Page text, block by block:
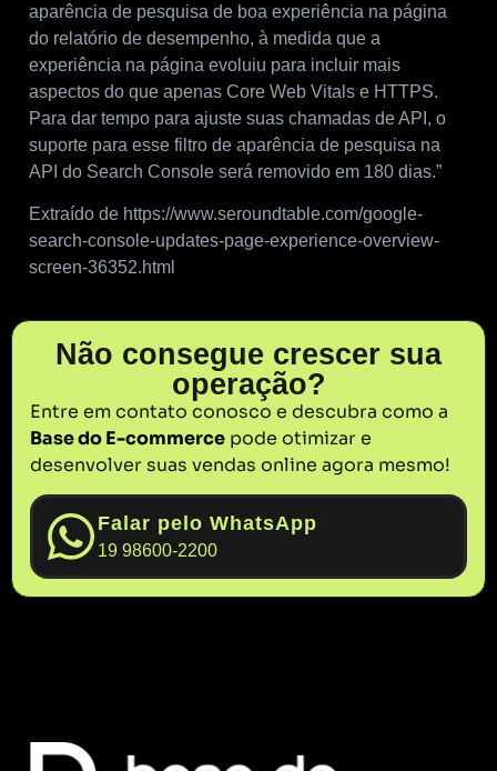
aparência de pesquisa de boa experiência na página
do relatório de desempenho, à medida que a
experiência na página evoluiu para incluir mais
aspectos do que apenas Core Web Vitals e HTTPS.
Para dar tempo para ajuste suas chamadas de API, o
suporte para esse filtro de aparência de pesquisa na
API do Search Console será removido em 180 dias.”
Extraído de https://www.seroundtable.com/google-
search-console-updates-page-experience-overview-
screen-36352.html
Não consegue crescer sua
operação?
Entre em contato conosco e descubra como a
Base do E-commerce pode otimizar e
desenvolver suas vendas online agora mesmo!
Falar pelo WhatsApp
19 98600-2200